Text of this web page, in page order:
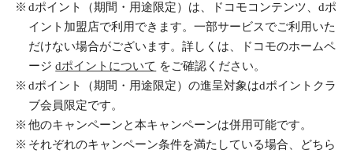
dポイント（期間・用途限定）は、ドコモコンテンツ、dポ
イント加盟店で利用できます。一部サービスでご利用いた
だけない場合がございます。詳しくは、ドコモのホームペ
ージdポイントについて をご確認ください。
dポイント（期間・用途限定）の進呈対象はdポイントクラ
ブ会員限定です。
他のキャンペーンと本キャンペーンは併用可能です。
それぞれのキャンペーン条件を満たしている場合、どちら